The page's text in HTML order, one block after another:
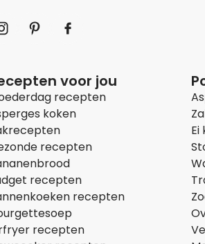
voor jou
recepten
koken
recepten
recepten
recepten
recepten
Ei